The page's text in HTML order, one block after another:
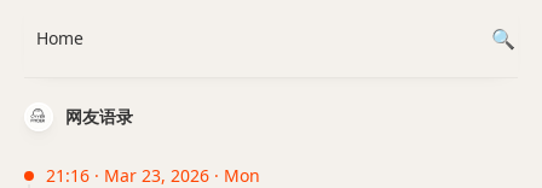
网友语录
21:16 · Mar 23, 2026 · Mon
Home